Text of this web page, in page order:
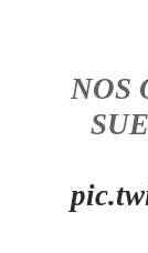
NOS